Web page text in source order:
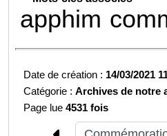
apphim
Date de création : 14/03/2021
Catégorie :Archives de notre
Page lue4531 fois